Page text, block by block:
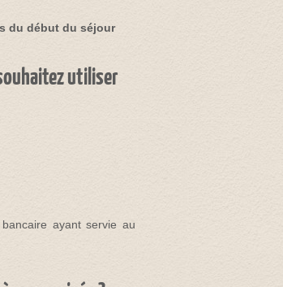
du début du séjour
utiliser
ayant servie au